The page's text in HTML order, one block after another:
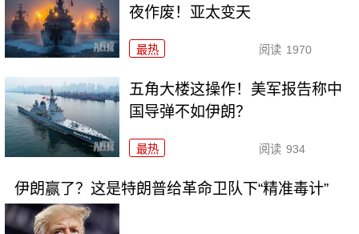
夜作废！亚太变天
最热 阅读 1970
五角大楼这操作！美军报告称中
国导弹不如伊朗？
最热 阅读 934
伊朗赢了？这是特朗普给革命卫队下“精准毒计”